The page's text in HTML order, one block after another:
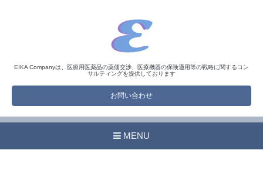
EIKA Companyは、医療用医薬品の薬価交渉、医療機器の保険適用等の戦略に関するコン
サルティングを提供しております
お問い合わせ
MENU